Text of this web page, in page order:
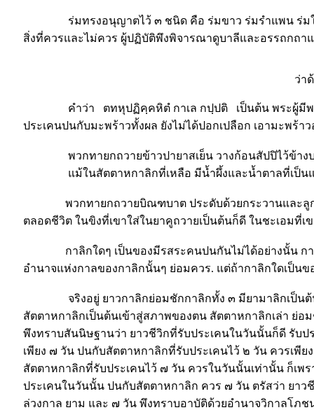
ร่มทรงอนุญาตไว้ ๓ ชนิด คือ ร่มขาว ร่มรำแพน ร่มใบไ
สิ่งที่ควรและไม่ควร ผู้ปฏิบัติพึงพิจารณาดูบาลีและอรรถกถา
ว่าด้ว
คำว่า ตทหุปฏิคฺคหิตํ กาเล กปฺปติ เป็นต้น พระผู้มีพระภ
ประเคนปนกับมะพร้าวทั้งผล ยังไม่ได้ปอกเปลือก เอามะพร้
พวกทายกถวายข้าวปายาสเย็น วางก้อนสัปปิไว้ข้างบน
แม้ในสัตตาหกาลิกที่เหลือ มีน้ำผึ้งและน้ำตาลที่เป็นแ
พวกทายกถวายบิณฑบาต ประดับด้วยกระวานและลูกจั
ตลอดชีวิต ในขิงที่เขาใส่ในยาคูถวายเป็นต้นก็ดี ในชะเอม
กาลิกใดๆ เป็นของมีรสระคนปนกันไม่ได้อย่างนั้น กาลิ
อำนาจแห่งกาลของกาลิกนั้นๆ ย่อมควร. แต่ถ้ากาลิกใดเป็
จริงอยู่ ยาวกาลิกย่อมชักกาลิกทั้ง ๓ มียามาลิกเป็นต้น
สัตตาหกาลิกเป็นต้นเข้าสู่สภาพของตน สัตตาหกาลิกเล่า ย่
พึงทราบสันนิษฐานว่า ยาวชีวิกที่รับประเคนในวันนั้นก็ดี รับ
เพียง ๗ วัน ปนกับสัตตาหกาลิกที่รับประเคนไว้ ๒ วัน ควรเพี
สัตตาหกาลิกที่รับประเคนไว้ ๗ วัน ควรในวันนั้นเท่านั้น ก็เพ
ประเคนในวันนั้น ปนกับสัตตาหกาลิก ควร ๗ วัน ตรัสว่า ยา
ล่วงกาล ยาม และ ๗ วัน พึงทราบอาบัติด้วยอำนาจวิกาลโ